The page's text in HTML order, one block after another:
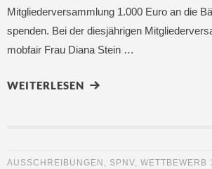
Mitgliederversammlung 1.000 Euro an die
spenden. Bei der diesjährigen
mobfair Frau Diana Stein …
WEITERLESEN
AUSSCHREIBUNGEN , SPNV, WETTBEWERB